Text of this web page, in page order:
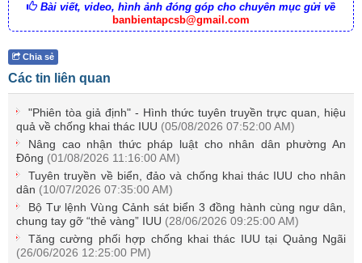
Bài viết, video, hình ảnh đóng góp cho chuyên mục gửi về
banbientapcsb@gmail.com
Chia sẻ
Các tin liên quan
"Phiên tòa giả định" - Hình thức tuyên truyền trực quan, hiệu
quả về chống khai thác IUU (05/08/2026 07:52:00 AM)
Nâng cao nhận thức pháp luật cho nhân dân phường An
Đông (01/08/2026 11:16:00 AM)
Tuyên truyền về biển, đảo và chống khai thác IUU cho nhân
dân (10/07/2026 07:35:00 AM)
Bộ Tư lệnh Vùng Cảnh sát biển 3 đồng hành cùng ngư dân,
chung tay gỡ “thẻ vàng” IUU (28/06/2026 09:25:00 AM)
Tăng cường phối hợp chống khai thác IUU tại Quảng Ngãi
(26/06/2026 12:25:00 PM)